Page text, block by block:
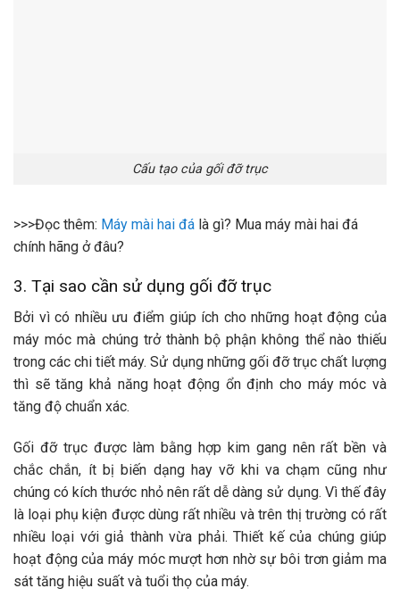
Cấu tạo của gối đỡ trục
>>>Đọc thêm: Máy mài hai đá là gì? Mua máy mài hai đá
chính hãng ở đâu?
3. Tại sao cần sử dụng gối đỡ trục
Bởi vì có nhiều ưu điểm giúp ích cho những hoạt động của
máy móc mà chúng trở thành bộ phận không thể nào thiếu
trong các chi tiết máy. Sử dụng những gối đỡ trục chất lượng
thì sẽ tăng khả năng hoạt động ổn định cho máy móc và
tăng độ chuẩn xác.
Gối đỡ trục được làm bằng hợp kim gang nên rất bền và
chắc chắn, ít bị biến dạng hay vỡ khi va chạm cũng như
chúng có kích thước nhỏ nên rất dễ dàng sử dụng. Vì thế đây
là loại phụ kiện được dùng rất nhiều và trên thị trường có rất
nhiều loại với giả thành vừa phải. Thiết kế của chúng giúp
hoạt động của máy móc mượt hơn nhờ sự bôi trơn giảm ma
sát tăng hiệu suất và tuổi thọ của máy.